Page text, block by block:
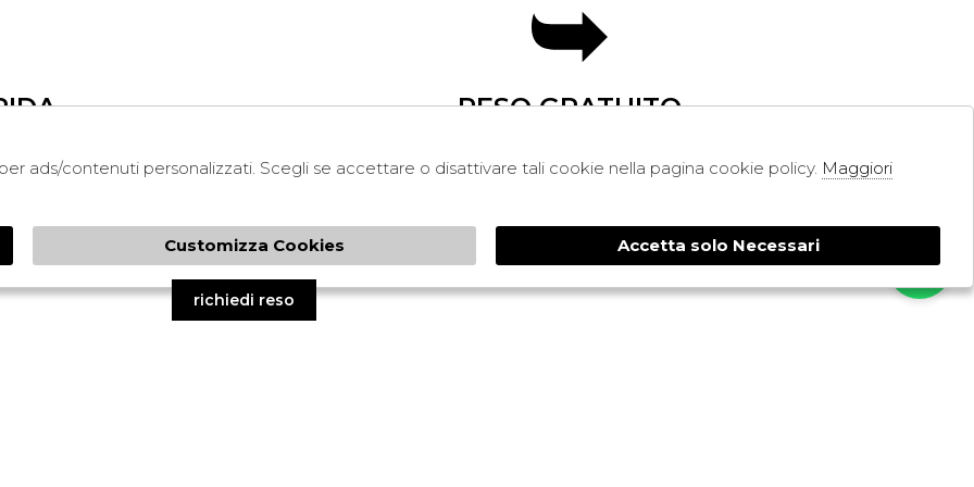
RESO GRATUITO
LEGAL
PRIVACY
TERMINI E CONDIZIONI
CONDIZIONI DI VENDITA
SHOPPING
PAGAMENTI
CONTATTI
richiedi reso
ads/contenuti personalizzati. Scegli se accettare o disattivare tali cookie nella pagina cookie policy. Maggiori
Customizza Cookies Accetta solo Necessari